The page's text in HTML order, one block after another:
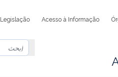
Acesso à Informação
Legislação